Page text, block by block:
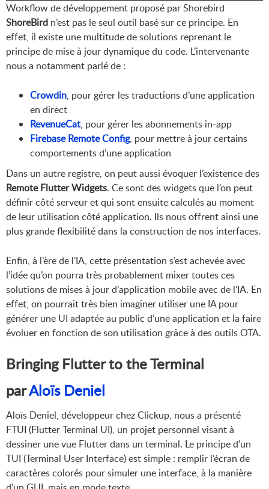
Workflow de développement proposé par Shorebird
ShoreBird n’est pas le seul outil basé sur ce principe. En
effet, il existe une multitude de solutions reprenant le
principe de mise à jour dynamique du code. L’intervenante
nous a notamment parlé de :
Crowdin, pour gérer les traductions d’une application
en direct
RevenueCat, pour gérer les abonnements in-app
Firebase Remote Config, pour mettre à jour certains
comportements d’une application
Dans un autre registre, on peut aussi évoquer l’existence des
Remote Flutter Widgets. Ce sont des widgets que l’on peut
définir côté serveur et qui sont ensuite calculés au moment
de leur utilisation côté application. Ils nous offrent ainsi une
plus grande flexibilité dans la construction de nos interfaces.
Enfin, à l’ère de l’IA, cette présentation s’est achevée avec
l’idée qu’on pourra très probablement mixer toutes ces
solutions de mises à jour d’application mobile avec de l’IA. En
effet, on pourrait très bien imaginer utiliser une IA pour
générer une UI adaptée au public d’une application et la faire
évoluer en fonction de son utilisation grâce à des outils OTA.
Bringing Flutter to the Terminal
parAloïs Deniel
Aloïs Deniel, développeur chez Clickup, nous a présenté
FTUI (Flutter Terminal UI), un projet personnel visant à
dessiner une vue Flutter dans un terminal. Le principe d’un
TUI (Terminal User Interface) est simple : remplir l’écran de
caractères colorés pour simuler une interface, à la manière